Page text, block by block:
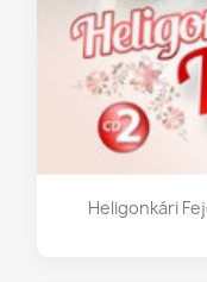
Heligonkári